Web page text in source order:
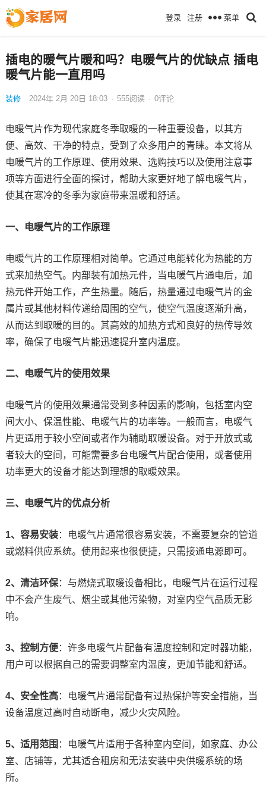
登录 注册 菜单
插电的暖气片暖和吗？电暖气片的优缺点 插电
暖气片能一直用吗
装修 2024年 2月 20日 18:03 · 555阅读 · 0评论
电暖气片作为现代家庭冬季取暖的一种重要设备，以其方
便、高效、干净的特点，受到了众多用户的青睐。本文将从
电暖气片的工作原理、使用效果、选购技巧以及使用注意事
项等方面进行全面的探讨，帮助大家更好地了解电暖气片，
使其在寒冷的冬季为家庭带来温暖和舒适。
一、电暖气片的工作原理
电暖气片的工作原理相对简单。它通过电能转化为热能的方
式来加热空气。内部装有加热元件，当电暖气片通电后，加
热元件开始工作，产生热量。随后，热量通过电暖气片的金
属片或其他材料传递给周围的空气，使空气温度逐渐升高，
从而达到取暖的目的。其高效的加热方式和良好的热传导效
率，确保了电暖气片能迅速提升室内温度。
二、电暖气片的使用效果
电暖气片的使用效果通常受到多种因素的影响，包括室内空
间大小、保温性能、电暖气片的功率等。一般而言，电暖气
片更适用于较小空间或者作为辅助取暖设备。对于开放式或
者较大的空间，可能需要多台电暖气片配合使用，或者使用
功率更大的设备才能达到理想的取暖效果。
三、电暖气片的优点分析
1、容易安装：电暖气片通常很容易安装，不需要复杂的管道
或燃料供应系统。使用起来也很便捷，只需接通电源即可。
2、清洁环保：与燃烧式取暖设备相比，电暖气片在运行过程
中不会产生废气、烟尘或其他污染物，对室内空气品质无影
响。
3、控制方便：许多电暖气片配备有温度控制和定时器功能，
用户可以根据自己的需要调整室内温度，更加节能和舒适。
4、安全性高：电暖气片通常配备有过热保护等安全措施，当
设备温度过高时自动断电，减少火灾风险。
5、适用范围 ：电暖气片适用于各种室内空间，如家庭、办公
室、店铺等，尤其适合租房和无法安装中央供暖系统的场
所。